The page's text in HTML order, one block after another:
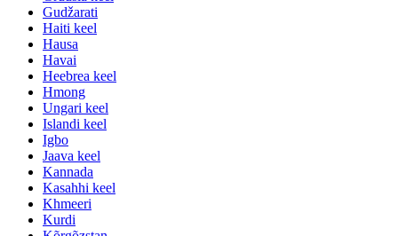
Gudžarati
Haiti keel
Hausa
Havai
Heebrea keel
Hmong
Ungari keel
Islandi keel
Igbo
Jaava keel
Kannada
Kasahhi keel
Khmeeri
Kurdi